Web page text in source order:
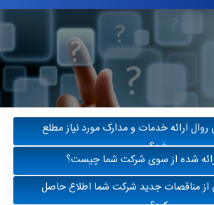
ارائه خدمات و مدارک مورد نیاز مطلع
شد؟
عناوین خدمات قرار گرفته است بر هر
ریز خدمات آورده می شود از لیست ریز
را که انتخاب نماییدموارد زیر یافت می شود
شده از سوی شرکت شما چیست؟
شرکت آب منطقه ای ارائه می شود به تفکیک
از مناقصات جدید شرکت شما اطلاع حاصل